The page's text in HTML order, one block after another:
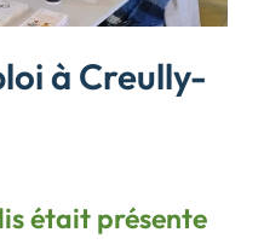
à Creully-
était présente